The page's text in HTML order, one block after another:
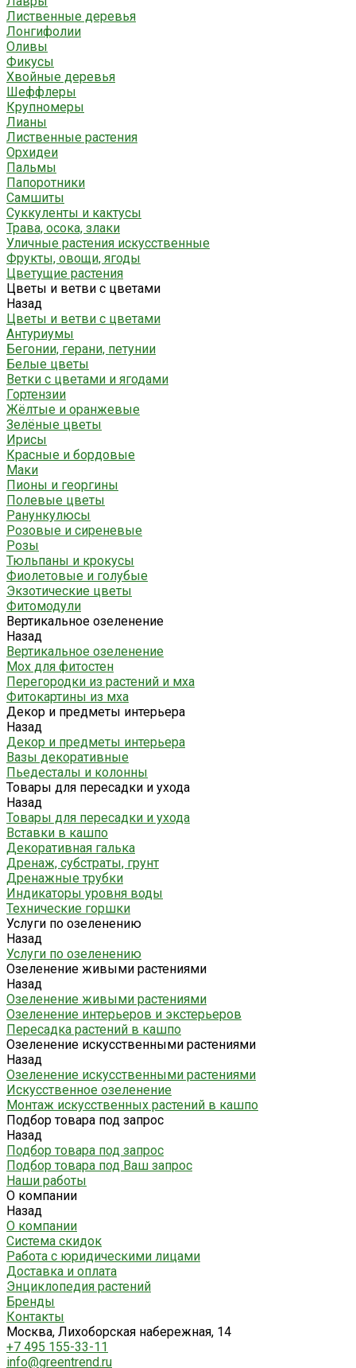
Лиственные деревья
Лонгифолии
Оливы
Фикусы
Хвойные деревья
Шеффлеры
Крупномеры
Лианы
Лиственные растения
Орхидеи
Пальмы
Папоротники
Самшиты
Суккуленты и кактусы
Трава, осока, злаки
Уличные растения искусственные
Фрукты, овощи, ягоды
Цветущие растения
Цветы и ветви с цветами
Назад
Цветы и ветви с цветами
Антуриумы
Бегонии, герани, петунии
Белые цветы
Ветки с цветами и ягодами
Гортензии
Жёлтые и оранжевые
Зелёные цветы
Ирисы
Красные и бордовые
Маки
Пионы и георгины
Полевые цветы
Ранункулюсы
Розовые и сиреневые
Розы
Тюльпаны и крокусы
Фиолетовые и голубые
Экзотические цветы
Фитомодули
Вертикальное озеленение
Назад
Вертикальное озеленение
Мох для фитостен
Перегородки из растений и мха
Фитокартины из мха
Декор и предметы интерьера
Назад
Декор и предметы интерьера
Вазы декоративные
Пьедесталы и колонны
Товары для пересадки и ухода
Назад
Товары для пересадки и ухода
Вставки в кашпо
Декоративная галька
Дренаж, субстраты, грунт
Дренажные трубки
Индикаторы уровня воды
Технические горшки
Услуги по озеленению
Назад
Услуги по озеленению
Озеленение живыми растениями
Назад
Озеленение живыми растениями
Озеленение интерьеров и экстерьеров
Пересадка растений в кашпо
Озеленение искусственными растениями
Назад
Озеленение искусственными растениями
Искусственное озеленение
Монтаж искусственных растений в кашпо
Подбор товара под запрос
Назад
Подбор товара под запрос
Подбор товара под Ваш запрос
Наши работы
О компании
Назад
О компании
Система скидок
Работа с юридическими лицами
Доставка и оплата
Энциклопедия растений
Бренды
Контакты
Москва, Лихоборская набережная, 14
+7 495 155-33-11
info@greentrend.ru